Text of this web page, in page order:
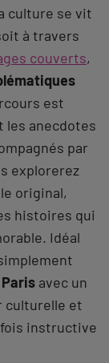
culture se vit
à travers
couverts,
est
les anecdotes
par
explorerez
original,
histoires qui
Idéal
avec un
culturelle et
instructive